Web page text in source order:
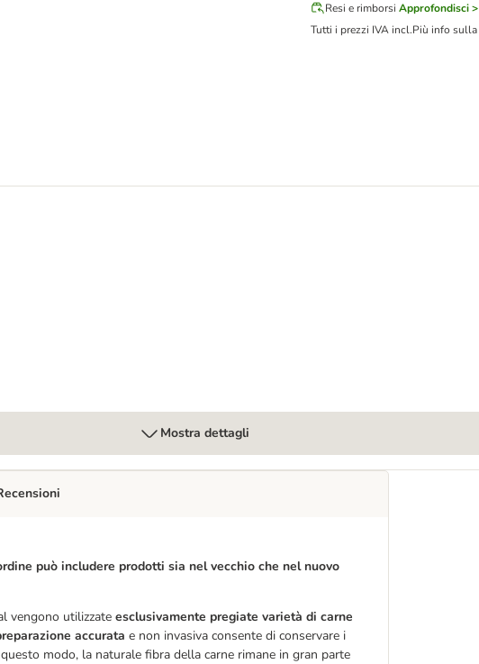
Resi e rimborsi Approfondisci >
Tutti i prezzi IVA incl.Più info sulla
Mostra dettagli
può includere prodotti sia nel vecchio che nel nuovo
vengono utilizzate esclusivamente pregiate varietà di carne
accurata e non invasiva consente di conservare i
modo, la naturale fibra della carne rimane in gran parte